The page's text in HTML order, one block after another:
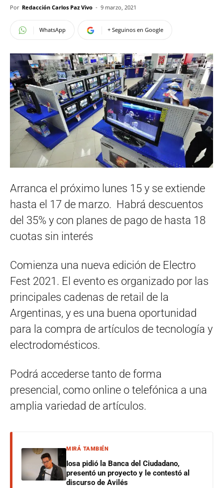
Por Redacción Carlos Paz Vivo - 9 marzo, 2021
WhatsApp + Seguinos en Google
Arranca el próximo lunes 15 y se extiende
hasta el 17 de marzo. Habrá descuentos
del 35% y con planes de pago de hasta 18
cuotas sin interés
Comienza una nueva edición de Electro
Fest 2021. El evento es organizado por las
principales cadenas de retail de la
Argentinas, y es una buena oportunidad
para la compra de artículos de tecnología y
electrodomésticos.
Podrá accederse tanto de forma
presencial, como online o telefónica a una
amplia variedad de artículos.
MIRÁ TAMBIÉN
Iosa pidió la Banca del Ciudadano,
presentó un proyecto y le contestó al
discurso de Avilés